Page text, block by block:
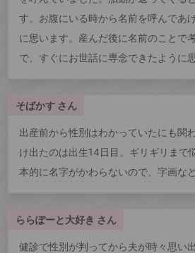
す。お腹にいる時から名前を呼んであ
に思います。産んだ後に名前のことで
で、すぐにお世話に専念できたように思
そばかす さん
出産前から性別はわかっていたにも関
け出たのは出生14日目。ギリギリまで
本的に名字がかわらないので、字画な
ららぽーと大好き さん
健診で性別が判ってから夫が時々思い